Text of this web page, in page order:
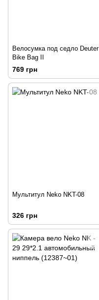
Велосумка под седло Deuter
Bike Bag II
769 грн
Мультитул Neko NKT-08
326 грн